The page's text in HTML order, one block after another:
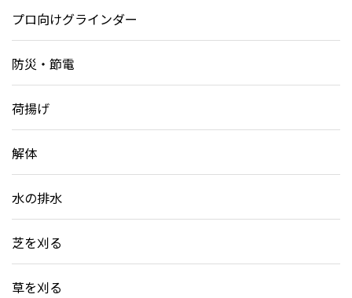
プロ向けグラインダー
防災・節電
荷揚げ
解体
水の排水
芝を刈る
草を刈る